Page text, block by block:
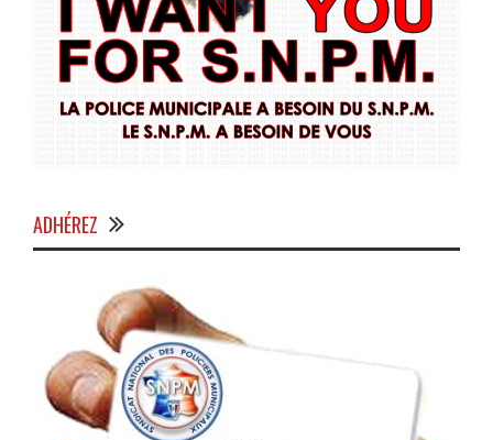
ADHÉREZ